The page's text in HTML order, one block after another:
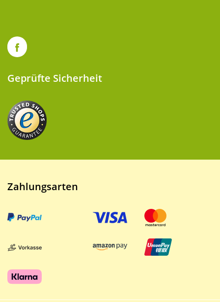
Geprüfte Sicherheit
Zahlungsarten